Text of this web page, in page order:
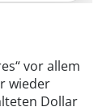
vor allem
wieder
Dollar